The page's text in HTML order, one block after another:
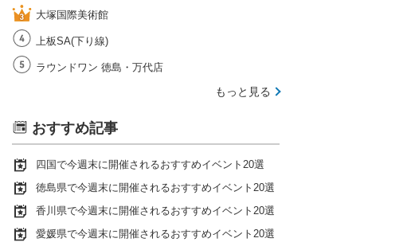
大塚国際美術館
上板SA(下り線)
ラウンドワン 徳島・万代店
もっと見る
おすすめ記事
四国で今週末に開催されるおすすめイベント20選
徳島県で今週末に開催されるおすすめイベント20選
香川県で今週末に開催されるおすすめイベント20選
愛媛県で今週末に開催されるおすすめイベント20選